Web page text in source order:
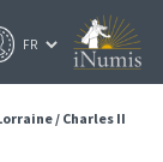
/ Charles II